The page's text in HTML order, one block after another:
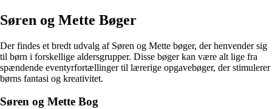
Søren og Mette Bøger
Der findes et bredt udvalg af Søren og Mette bøger, der henvender sig
til børn i forskellige aldersgrupper. Disse bøger kan være alt lige fra
spændende eventyrfortællinger til lærerige opgavebøger, der stimulerer
børns fantasi og kreativitet.
Søren og Mette Bog